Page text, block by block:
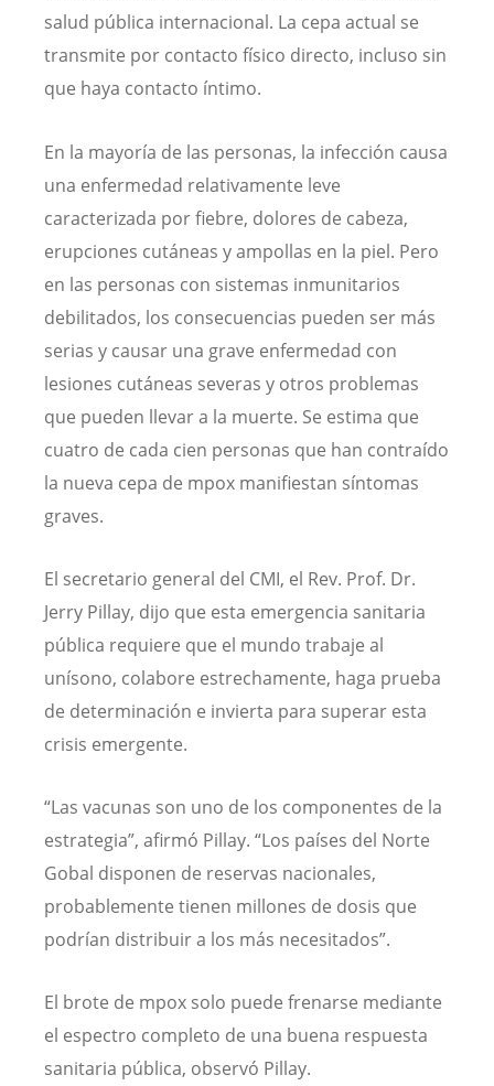
salud pública internacional. La cepa actual se
transmite por contacto físico directo, incluso sin
que haya contacto íntimo.
En la mayoría de las personas, la infección causa
una enfermedad relativamente leve
caracterizada por fiebre, dolores de cabeza,
erupciones cutáneas y ampollas en la piel. Pero
en las personas con sistemas inmunitarios
debilitados, los consecuencias pueden ser más
serias y causar una grave enfermedad con
lesiones cutáneas severas y otros problemas
que pueden llevar a la muerte. Se estima que
cuatro de cada cien personas que han contraído
la nueva cepa de mpox manifiestan síntomas
graves.
El secretario general del CMI, el Rev. Prof. Dr.
Jerry Pillay, dijo que esta emergencia sanitaria
pública requiere que el mundo trabaje al
unísono, colabore estrechamente, haga prueba
de determinación e invierta para superar esta
crisis emergente.
“Las vacunas son uno de los componentes de la
estrategia”, afirmó Pillay. “Los países del Norte
Gobal disponen de reservas nacionales,
probablemente tienen millones de dosis que
podrían distribuir a los más necesitados”.
El brote de mpox solo puede frenarse mediante
el espectro completo de una buena respuesta
sanitaria pública, observó Pillay.